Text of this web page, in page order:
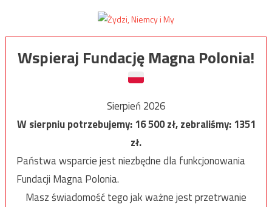
Wspieraj Fundację Magna Polonia!
Sierpień 2026
W sierpniu potrzebujemy:16 500zł, zebraliśmy:1351
zł.
Państwa wsparcie jest niezbędne dla funkcjonowania
Fundacji Magna Polonia.
Masz świadomość tego jak ważne jest przetrwanie